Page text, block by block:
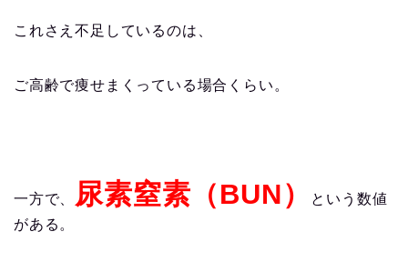
これさえ不足しているのは、
ご高齢で痩せまくっている場合くらい。
一方で、 尿素窒素（BUN）
という数値
がある。